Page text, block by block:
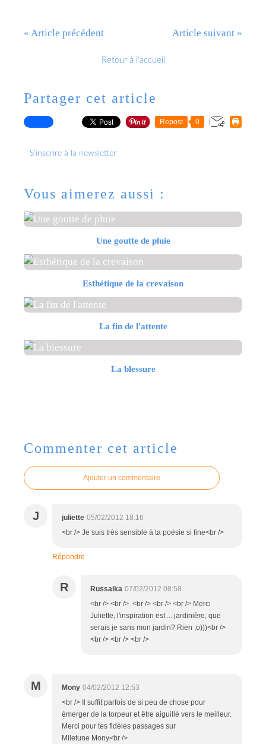
« Article précédent Article suivant »
Retour à l'accueil
Partager cet article
Repost 0
S'inscrire à la newsletter
Vous aimerez aussi :
Une goutte de pluie
Esthétique de la crevaison
La fin de l'attente
La blessure
Commenter cet article
Ajouter un commentaire
J juliette 05/02/2012 18:16
<br /> Je suis très sensible à ta poésie si fine<br />
Répondre
R Russalka 07/02/2012 08:58
<br /> <br /> <br /> <br /> <br /> Merci
Juliette, l'inspiration est ... jardinière, que
serais je sans mon jardin? Rien ;o)))<br />
<br /> <br /> <br />
M Mony 04/02/2012 12:53
<br /> Il suffit parfois de si peu de chose pour
émerger de la torpeur et être aiguillé vers le meilleur.
Merci pour tes fidèles passages sur
Miletune Mony<br />